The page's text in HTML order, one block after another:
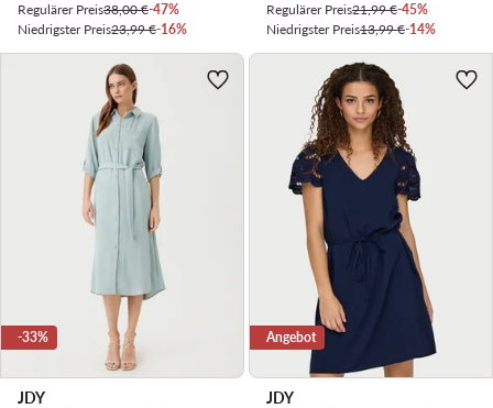
Regulärer Preis38,00 €-47%
Niedrigster Preis23,99 €-16%
Regulärer Preis21,99 €-45%
Niedrigster Preis13,99 €-14%
-33%
JDY
Angebot
JDY